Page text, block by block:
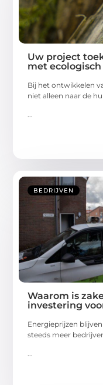
Uw project
met ecologisch
Bij het ontwikkelen
niet alleen naar de
...
BEDRIJVEN
Waarom is
investering
Energieprijzen
steeds meer
...